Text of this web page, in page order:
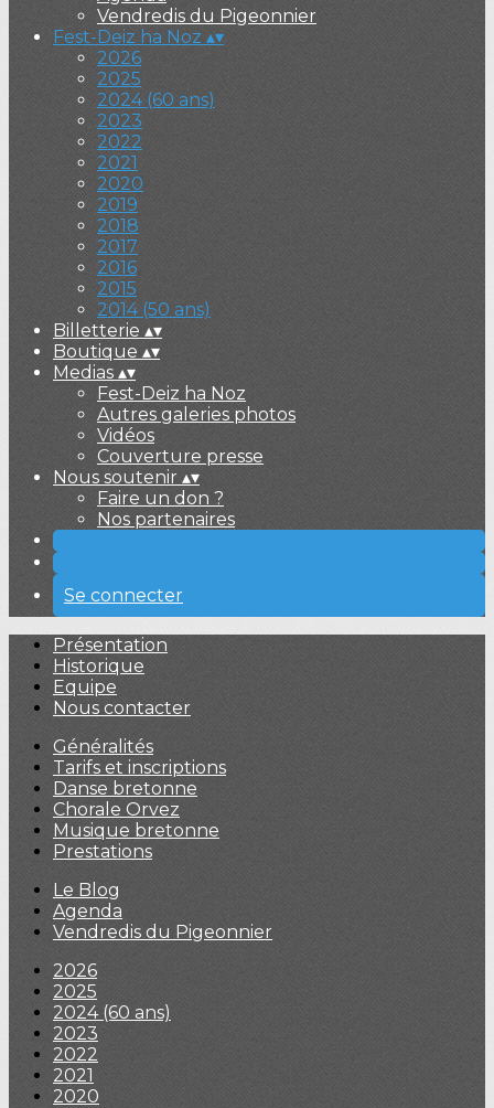
Vendredis du Pigeonnier
Fest-Deiz ha Noz ▴▾
2026
2025
2024 (60 ans)
2023
2022
2021
2020
2019
2018
2017
2016
2015
2014 (50 ans)
Billetterie ▴▾
Boutique ▴▾
Medias ▴▾
Fest-Deiz ha Noz
Autres galeries photos
Vidéos
Couverture presse
Nous soutenir ▴▾
Faire un don ?
Nos partenaires
Se connecter
Présentation
Historique
Equipe
Nous contacter
Généralités
Tarifs et inscriptions
Danse bretonne
Chorale Orvez
Musique bretonne
Prestations
Le Blog
Agenda
Vendredis du Pigeonnier
2026
2025
2024 (60 ans)
2023
2022
2021
2020